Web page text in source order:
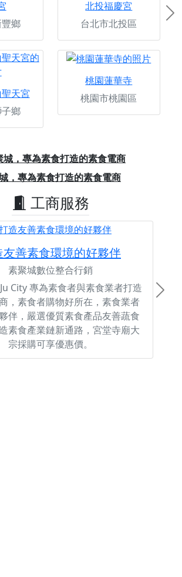
鄉
北投福慶宮
台北市北投區
天宮
鄉
桃園蓮華寺
桃園市桃園區
，專為素食打造的素食電商
工商服務
友善素食環境的好夥伴
素聚城數位整合行銷
City 專為素食者與素食業者打造
，素食者購物好所在，素食業者
伴，嚴選優質素食產品友善蔬食
素食產業鏈新通路，宮堂寺廟大
宗採購可享優惠價。
Next